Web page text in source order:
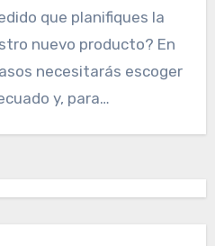
que planifiques la
nuevo producto? En
necesitarás escoger
y, para…